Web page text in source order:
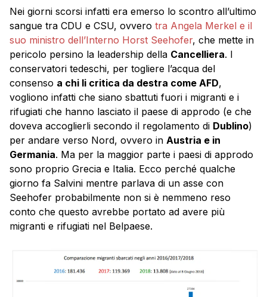
Nei giorni scorsi infatti era emerso lo scontro all’ultimo
sangue tra CDU e CSU, ovvero tra Angela Merkel e il
suo ministro dell’Interno Horst Seehofer, che mette in
pericolo persino la leadership della Cancelliera. I
conservatori tedeschi, per togliere l’acqua del
consenso a chi li critica da destra come AFD,
vogliono infatti che siano sbattuti fuori i migranti e i
rifugiati che hanno lasciato il paese di approdo (e che
doveva accoglierli secondo il regolamento di Dublino)
per andare verso Nord, ovvero in Austria e in
Germania. Ma per la maggior parte i paesi di approdo
sono proprio Grecia e Italia. Ecco perché qualche
giorno fa Salvini mentre parlava di un asse con
Seehofer probabilmente non si è nemmeno reso
conto che questo avrebbe portato ad avere più
migranti e rifugiati nel Belpaese.